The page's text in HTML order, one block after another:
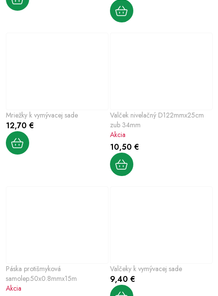
Mriežky k vymývacej sade
12,70 €
Valček nivelačný D122mmx25cm
zub 34mm
10,50 €
Akcia
Páska protišmyková
samolep.50x0.8mmx15m
Akcia
Valčeky k vymývacej sade
9,40 €